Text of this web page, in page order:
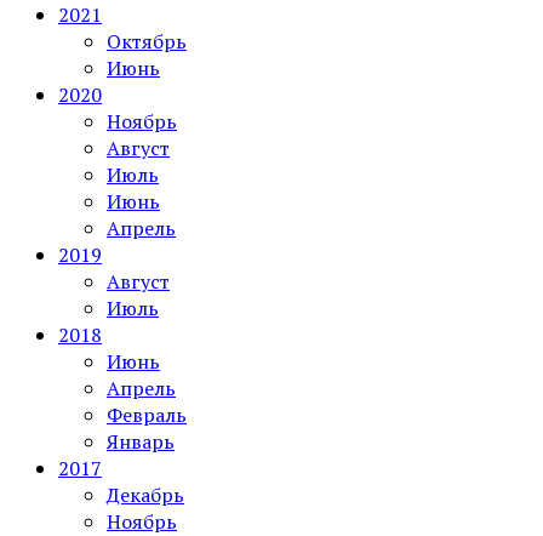
2021
Октябрь
Июнь
2020
Ноябрь
Август
Июль
Июнь
Апрель
2019
Август
Июль
2018
Июнь
Апрель
Февраль
Январь
2017
Декабрь
Ноябрь